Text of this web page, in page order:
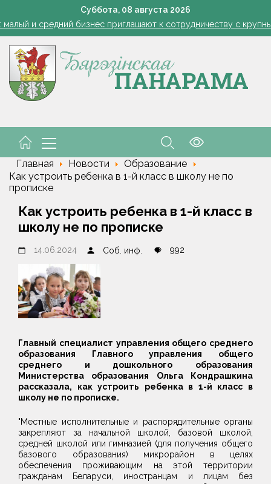
Суббота, 08 августа 2026
1 стакан в ведро — тля и плодожорка бегут: Августовская
и средний бизнес приглашают к сотрудничеству с
маршруты, ассортимент. Лукашенко обозначил слабые
возмутился качеством товаров в магазинах на селе:
1 стакан в ведро — тля и плодожорка бегут: Августовская
маршруты, ассортимент. Лукашенко обозначил слабые
Главная Новости
Образование
Как устроить ребенка в 1-й класс в школу не по
прописке
Как устроить ребенка в 1-й класс в
школу не по прописке
14.06.2024 Соб. инф. 992
Главный специалист управления общего среднего
образования Главного управления общего
среднего и дошкольного образования
Министерства образования Ольга Кондрашкина
рассказала, как устроить ребенка в 1-й класс в
школу не по прописке.
"Местные исполнительные и распорядительные органы
закрепляют за начальной школой, базовой школой,
средней школой или гимназией (для получения общего
базового образования) микрорайон в целях
обеспечения проживающим на этой территории
гражданам Беларуси, иностранцам и лицам без